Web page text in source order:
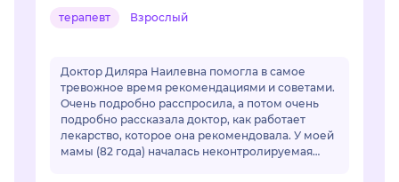
терапевт Взрослый
Доктор Диляра Наилевна помогла в самое
тревожное время рекомендациями и советами.
Очень подробно расспросила, а потом очень
подробно рассказала доктор, как работает
лекарство, которое она рекомендовала. У моей
мамы (82 года) началась неконтролируемая